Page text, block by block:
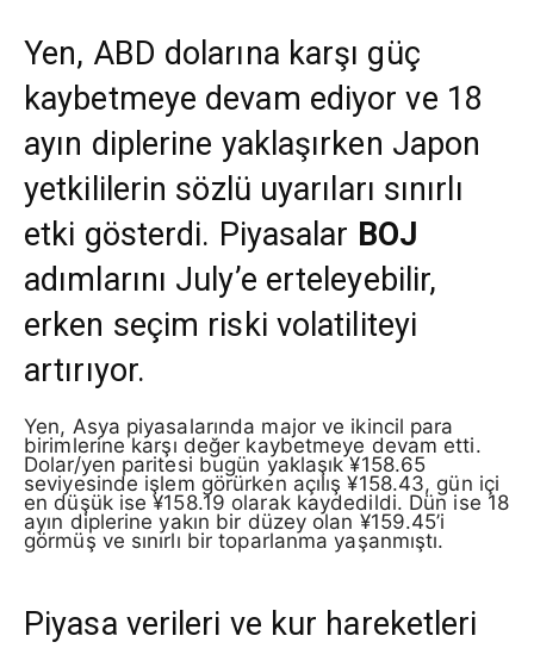
Yen, ABD dolarına karşı güç
kaybetmeye devam ediyor ve 18
ayın diplerine yaklaşırken Japon
yetkililerin sözlü uyarıları sınırlı
etki gösterdi. Piyasalar BOJ
adımlarını July’e erteleyebilir,
erken seçim riski volatiliteyi
artırıyor.
Yen, Asya piyasalarında major ve ikincil para
birimlerine karşı değer kaybetmeye devam etti.
Dolar/yen paritesi bugün yaklaşık ¥158.65
seviyesinde işlem görürken açılış ¥158.43, gün içi
en düşük ise ¥158.19 olarak kaydedildi. Dün ise 18
ayın diplerine yakın bir düzey olan ¥159.45’i
görmüş ve sınırlı bir toparlanma yaşanmıştı.
Piyasa verileri ve kur hareketleri